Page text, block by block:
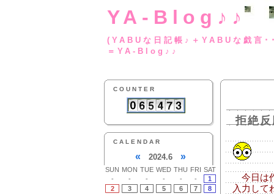
YA-Blog♪♪
(YABUな日記帳♪
＝YA-Blog♪♪
COUNTER
CALENDAR
« 2024.6 »
SUN MON TUE WED THU FRI SAT
-
- - - - -
1
2
3 4 5 6 7
8
拒絶
今日は
入力して